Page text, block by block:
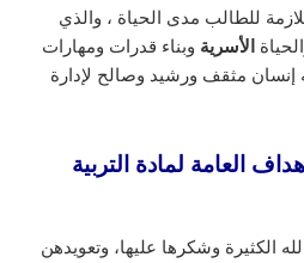
للطالب مدى الحياة ، والذي
الأسرية وبناء قدرات ومهارات
إنسان مثقف ورشيد وصالح لإدارة
العامة لمادة التربية
الكثيرة وشكرها عليها، وتعويدهن